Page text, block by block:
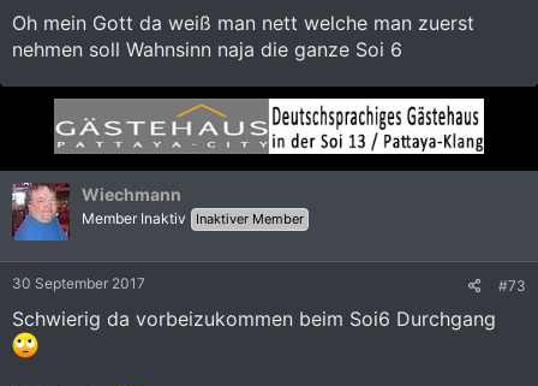
Oh mein Gott da weiß man nett welche man zuerst
nehmen soll Wahnsinn naja die ganze Soi 6
Wiechmann
Member Inaktiv Inaktiver Member
30 September 2017 #73
Schwierig da vorbeizukommen beim Soi6 Durchgang